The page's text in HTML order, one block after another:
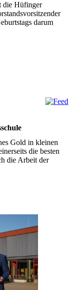
die Hüfinger
darum
Gold in kleinen
die besten
die Arbeit der